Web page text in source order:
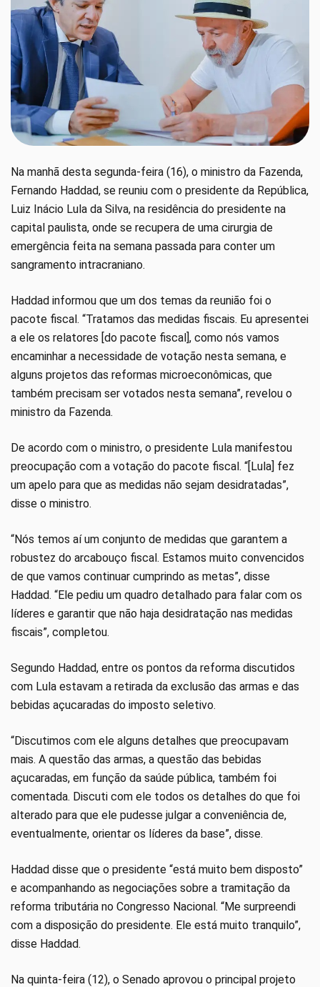
Na manhã desta segunda-feira (16), o ministro da Fazenda,
Fernando Haddad, se reuniu com o presidente da República,
Luiz Inácio Lula da Silva, na residência do presidente na
capital paulista, onde se recupera de uma cirurgia de
emergência feita na semana passada para conter um
sangramento intracraniano.
Haddad informou que um dos temas da reunião foi o
pacote fiscal. “Tratamos das medidas fiscais. Eu apresentei
a ele os relatores [do pacote fiscal], como nós vamos
encaminhar a necessidade de votação nesta semana, e
alguns projetos das reformas microeconômicas, que
também precisam ser votados nesta semana”, revelou o
ministro da Fazenda.
De acordo com o ministro, o presidente Lula manifestou
preocupação com a votação do pacote fiscal. “[Lula] fez
um apelo para que as medidas não sejam desidratadas”,
disse o ministro.
“Nós temos aí um conjunto de medidas que garantem a
robustez do arcabouço fiscal. Estamos muito convencidos
de que vamos continuar cumprindo as metas”, disse
Haddad. “Ele pediu um quadro detalhado para falar com os
líderes e garantir que não haja desidratação nas medidas
fiscais”, completou.
Segundo Haddad, entre os pontos da reforma discutidos
com Lula estavam a retirada da exclusão das armas e das
bebidas açucaradas do imposto seletivo.
“Discutimos com ele alguns detalhes que preocupavam
mais. A questão das armas, a questão das bebidas
açucaradas, em função da saúde pública, também foi
comentada. Discuti com ele todos os detalhes do que foi
alterado para que ele pudesse julgar a conveniência de,
eventualmente, orientar os líderes da base”, disse.
Haddad disse que o presidente “está muito bem disposto”
e acompanhando as negociações sobre a tramitação da
reforma tributária no Congresso Nacional. “Me surpreendi
com a disposição do presidente. Ele está muito tranquilo”,
disse Haddad.
Na quinta-feira (12), o Senado aprovou o principal projeto